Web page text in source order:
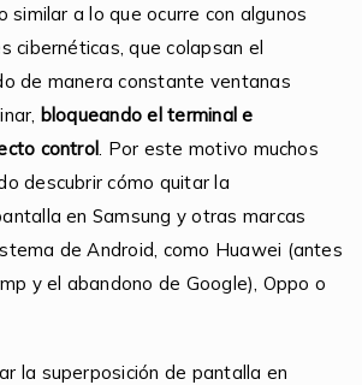
similar a lo que ocurre con algunos
cibernéticas, que colapsan el
de manera constante ventanas
bloqueando el terminal e
control . Por este motivo muchos
descubrir cómo quitar la
en Samsung y otras marcas
de Android, como Huawei (antes
y el abandono de Google), Oppo o
la superposición de pantalla en